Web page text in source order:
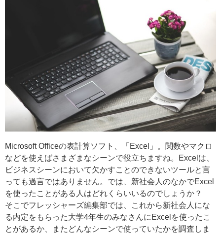
Microsoft Officeの表計算ソフト、「Excel」。関数やマクロ
などを使えばさまざまなシーンで役立ちますね。Excelは、
ビジネスシーンにおいて欠かすことのできないツールと言
っても過言ではありません。では、新社会人のなかでExcel
を使ったことがある人はどれくらいいるのでしょうか？
そこでフレッシャーズ編集部では、これから新社会人にな
る内定をもらった大学4年生のみなさんにExcelを使ったこ
とがあるか、またどんなシーンで使っていたかを調査しま